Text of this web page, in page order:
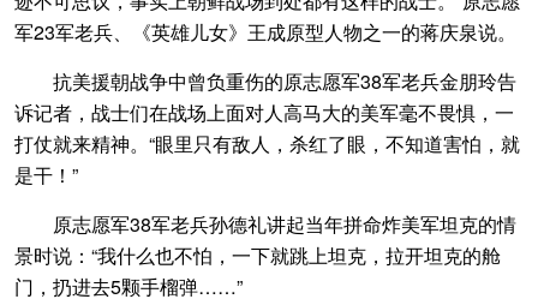
军23军老兵、《英雄儿女》王成原型人物之一的蒋庆泉说。
抗美援朝战争中曾负重伤的原志愿军38军老兵金朋玲告
诉记者，战士们在战场上面对人高马大的美军毫不畏惧，一
打仗就来精神。“眼里只有敌人，杀红了眼，不知道害怕，就
是干！”
原志愿军38军老兵孙德礼讲起当年拼命炸美军坦克的情
景时说：“我什么也不怕，一下就跳上坦克，拉开坦克的舱
门，扔进去5颗手榴弹……”